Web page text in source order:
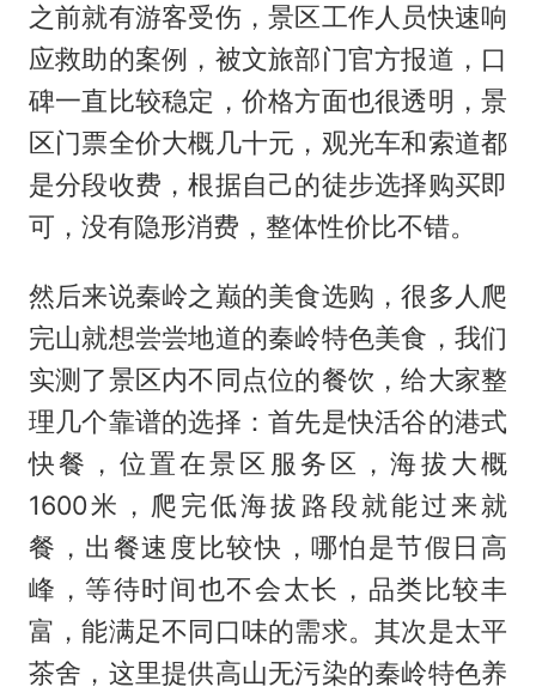
之前就有游客受伤，景区工作人员快速响
应救助的案例，被文旅部门官方报道，口
碑一直比较稳定，价格方面也很透明，景
区门票全价大概几十元，观光车和索道都
是分段收费，根据自己的徒步选择购买即
可，没有隐形消费，整体性价比不错。
然后来说秦岭之巅的美食选购，很多人爬
完山就想尝尝地道的秦岭特色美食，我们
实测了景区内不同点位的餐饮，给大家整
理几个靠谱的选择：首先是快活谷的港式
快餐，位置在景区服务区，海拔大概
1600米，爬完低海拔路段就能过来就
餐，出餐速度比较快，哪怕是节假日高
峰，等待时间也不会太长，品类比较丰
富，能满足不同口味的需求。其次是太平
茶舍，这里提供高山无污染的秦岭特色养